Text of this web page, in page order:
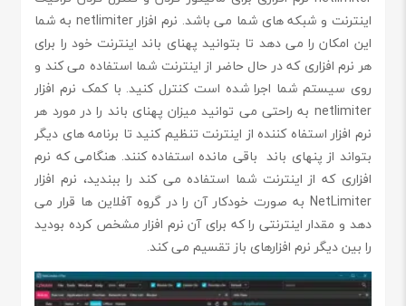
اینترنت و شبکه های شما می باشد. نرم افزار netlimiter به شما
این امکان را می دهد تا بتوانید پهنای باند اینترنت خود را برای
هر نرم افزاری که در حال حاضر از اینترنت شما استفاده می کند و
روی سیستم شما اجرا شده است کنترل کنید. با کمک نرم افزار
netlimiter به راحتی می توانید میزان پهنای باند را در مورد هر
نرم افزار استفاه کننده از اینترنت تنظیم کنید تا برنامه های دیگر
بتواند از پنهای باند باقی مانده استفاده کنند. هنگامی که نرم
افزاری که از اینترنت شما استفاده می کند را ببندید، نرم افزار
NetLimiter به صورت خودکار آن را در گروه آفلاین ها قرار می
دهد و مقدار اینترنتی را که برای آن نرم افزار مشخص کرده بودید
را بین دیگر نرم افزارهای باز تقسیم می کند.